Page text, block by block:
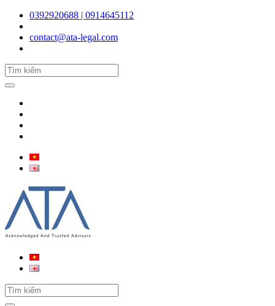
0392920688 | 0914645112
contact@ata-legal.com